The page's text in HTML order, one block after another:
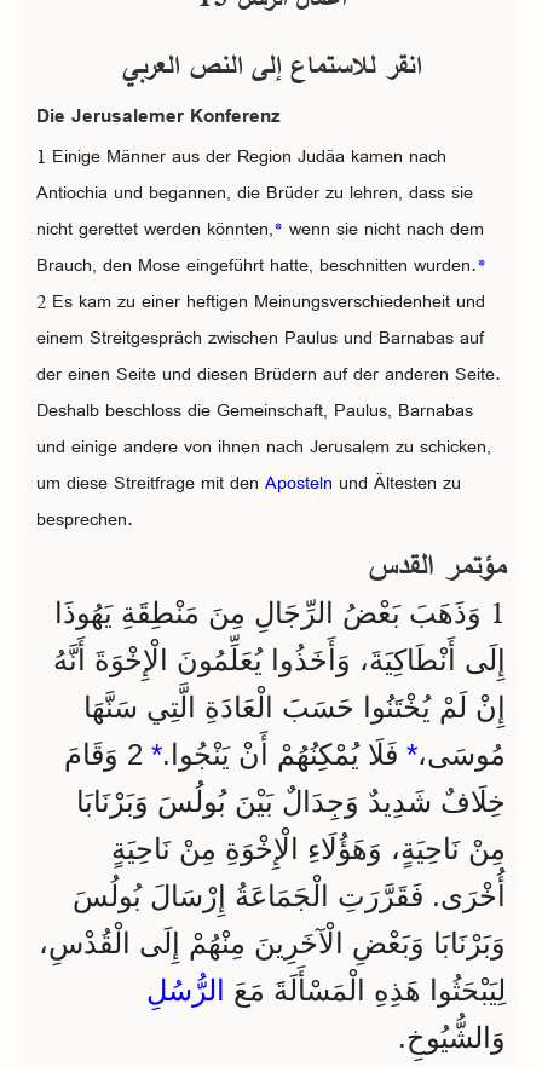
انقر للاستماع إلى النص العربي
Die Jerusalemer Konferenz
1 Einige Männer aus der Region Judäa kamen nach
Antiochia und begannen, die Brüder zu lehren, dass sie
nicht gerettet werden könnten,* wenn sie nicht nach dem
Brauch, den Mose eingeführt hatte, beschnitten wurden.*
2 Es kam zu einer heftigen Meinungsverschiedenheit und
einem Streitgespräch zwischen Paulus und Barnabas auf
der einen Seite und diesen Brüdern auf der anderen Seite.
Deshalb beschloss die Gemeinschaft, Paulus, Barnabas
und einige andere von ihnen nach Jerusalem zu schicken,
um diese Streitfrage mit den Aposteln und Ältesten zu
besprechen.
مؤتمر القدس
1 وَذَهَبَ بَعْضُ الرِّجَالِ مِنَ مَنْطِقَةِ يَهُوذَا
إِلَى أَنْطَاكِيَةَ، وَأَخَذُوا يُعَلِّمُونَ الْإِخْوَةَ أَنَّهُ
إِنْ لَمْ يُخْتَنُوا حَسَبَ الْعَادَةِ الَّتِي سَنَّهَا
مُوسَى،* فَلَا يُمْكِنُهُمْ أَنْ يَنْجُوا.*
2 وَقَامَ
خِلَافٌ شَدِيدٌ وَجِدَالٌ بَيْنَ بُولُسَ وَبَرْنَابَا
مِنْ نَاحِيَةٍ، وَهَؤُلَاءِ الْإِخْوَةِ مِنْ نَاحِيَةٍ
أُخْرَى. فَقَرَّرَتِ الْجَمَاعَةُ إِرْسَالَ بُولُسَ
وَبَرْنَابَا وَبَعْضِ الْآخَرِينَ مِنْهُمْ إِلَى الْقُدْسِ،
لِيَبْحَثُوا هَذِهِ الْمَسْأَلَةَ مَعَ
الرُّسُلِ
وَالشُّيُوخِ.